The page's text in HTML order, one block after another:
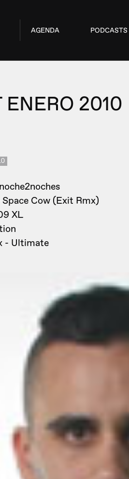
AGENDA PODCASTS
ENERO 2010
Cow (Exit Rmx)
XL
- Ultimate